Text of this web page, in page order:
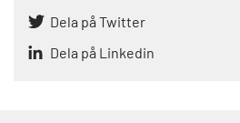
Dela på Twitter
Dela på Linkedin